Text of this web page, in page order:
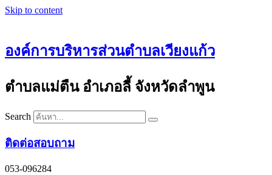
Skip to content
องค์การบริหารส่วนตำบลเวียงแก้ว
ตำบลแม่ตืน อำเภอลี้ จังหวัดลำพูน
Search
ติดต่อสอบถาม
053-096284